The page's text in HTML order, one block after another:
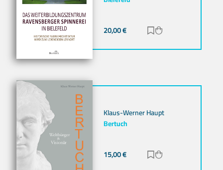
20,00€ Zur Merkliste
Klaus-Werner Haupt
Bertuch
15,00€ Zur Merkliste